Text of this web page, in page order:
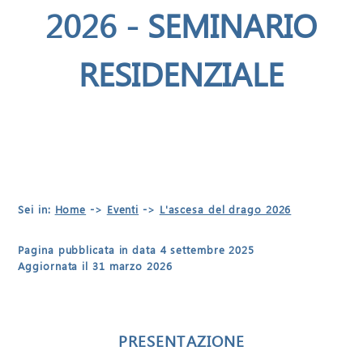
2026 - SEMINARIO
RESIDENZIALE
Sei in: Home -> Eventi -> L'ascesa del drago 2026
Pagina pubblicata in data 4 settembre 2025
Aggiornata il 31 marzo 2026
PRESENTAZIONE